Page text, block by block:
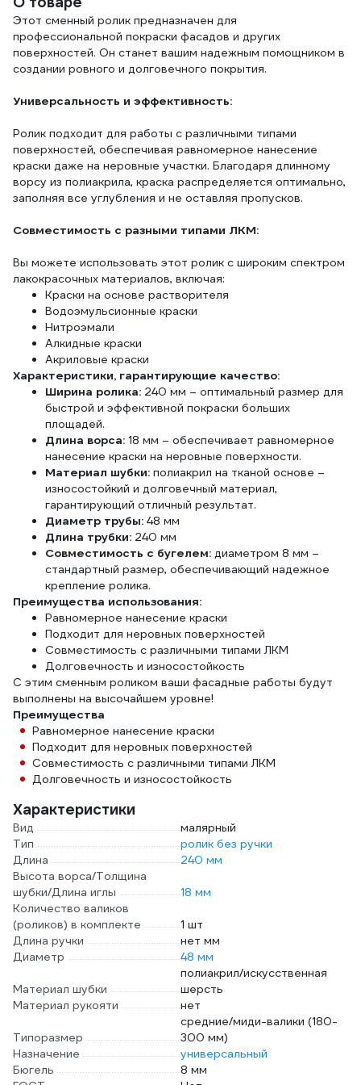
Этот сменный ролик предназначен для
профессиональной покраски фасадов и других
поверхностей. Он станет вашим надежным помощником в
создании ровного и долговечного покрытия.
Универсальность и эффективность:
Ролик подходит для работы с различными типами
поверхностей, обеспечивая равномерное нанесение
краски даже на неровные участки. Благодаря длинному
ворсу из полиакрила, краска распределяется оптимально,
заполняя все углубления и не оставляя пропусков.
Совместимость с разными типами ЛКМ:
Вы можете использовать этот ролик с широким спектром
лакокрасочных материалов, включая:
Краски на основе растворителя
Водоэмульсионные краски
Нитроэмали
Алкидные краски
Акриловые краски
Характеристики, гарантирующие качество:
Ширина ролика: 240 мм – оптимальный размер для
быстрой и эффективной покраски больших
площадей.
Длина ворса: 18 мм – обеспечивает равномерное
нанесение краски на неровные поверхности.
Материал шубки: полиакрил на тканой основе –
износостойкий и долговечный материал,
гарантирующий отличный результат.
Диаметр трубы: 48 мм
Длина трубки: 240 мм
Совместимость с бугелем: диаметром 8 мм –
стандартный размер, обеспечивающий надежное
крепление ролика.
Преимущества использования:
Равномерное нанесение краски
Подходит для неровных поверхностей
Совместимость с различными типами ЛКМ
Долговечность и износостойкость
С этим сменным роликом ваши фасадные работы будут
выполнены на высочайшем уровне!
Преимущества
Равномерное нанесение краски
Подходит для неровных поверхностей
Совместимость с различными типами ЛКМ
Долговечность и износостойкость
Характеристики
Вид
малярный
Тип
ролик без ручки
Длина
240 мм
Высота ворса/Толщина
шубки/Длина иглы
18 мм
Количество валиков
(роликов) в комплекте
1 шт
Длина ручки
нет мм
Диаметр
48 мм
Материал шубки
полиакрил/искусственная
шерсть
Материал рукояти
нет
Типоразмер
средние/миди-валики (180-
300 мм)
Назначение
универсальный
Бюгель
8 мм